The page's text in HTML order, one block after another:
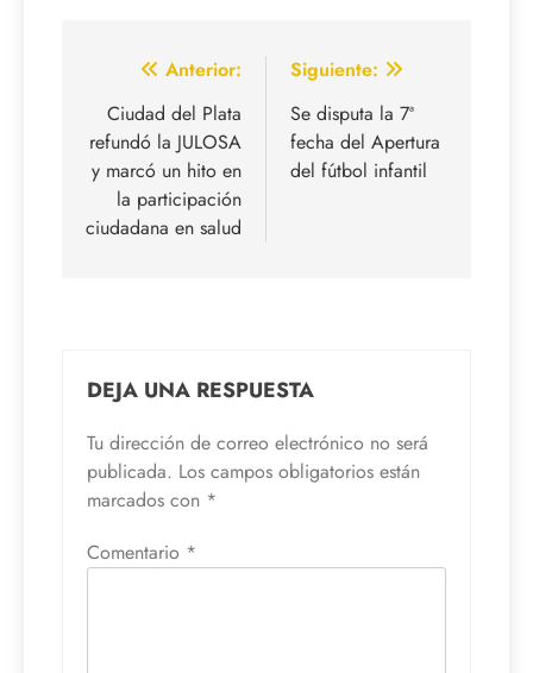
Navegación
de
entradas
Anterior:
Ciudad del Plata
refundó la JULOSA
y marcó un hito en
la participación
ciudadana en salud
Siguiente:
Se disputa la 7ª
fecha del Apertura
del fútbol infantil
DEJA UNA RESPUESTA
Tu dirección de correo electrónico no será
publicada. Los campos obligatorios están
marcados con *
Comentario *